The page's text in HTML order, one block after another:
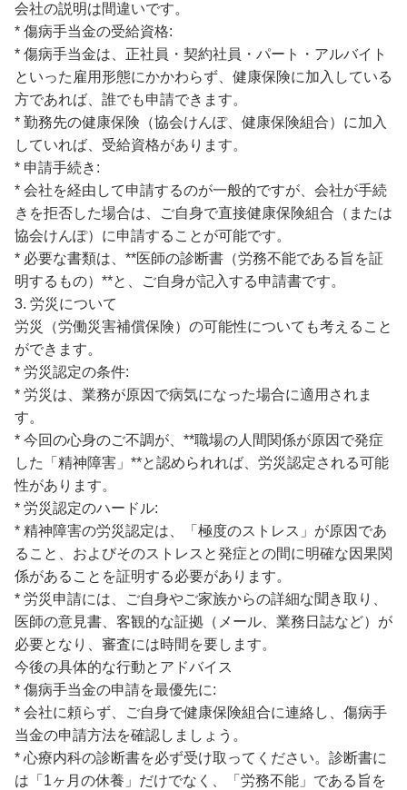
会社の説明は間違いです。
* 傷病手当金の受給資格:
* 傷病手当金は、正社員・契約社員・パート・アルバイト
といった雇用形態にかかわらず、健康保険に加入している
方であれば、誰でも申請できます。
* 勤務先の健康保険（協会けんぽ、健康保険組合）に加入
していれば、受給資格があります。
* 申請手続き:
* 会社を経由して申請するのが一般的ですが、会社が手続
きを拒否した場合は、ご自身で直接健康保険組合（または
協会けんぽ）に申請することが可能です。
* 必要な書類は、**医師の診断書（労務不能である旨を証
明するもの）**と、ご自身が記入する申請書です。
3. 労災について
労災（労働災害補償保険）の可能性についても考えること
ができます。
* 労災認定の条件:
* 労災は、業務が原因で病気になった場合に適用されま
す。
* 今回の心身のご不調が、**職場の人間関係が原因で発症
した「精神障害」**と認められれば、労災認定される可能
性があります。
* 労災認定のハードル:
* 精神障害の労災認定は、「極度のストレス」が原因であ
ること、およびそのストレスと発症との間に明確な因果関
係があることを証明する必要があります。
* 労災申請には、ご自身やご家族からの詳細な聞き取り、
医師の意見書、客観的な証拠（メール、業務日誌など）が
必要となり、審査には時間を要します。
今後の具体的な行動とアドバイス
* 傷病手当金の申請を最優先に:
* 会社に頼らず、ご自身で健康保険組合に連絡し、傷病手
当金の申請方法を確認しましょう。
* 心療内科の診断書を必ず受け取ってください。診断書に
は「1ヶ月の休養」だけでなく、「労務不能」である旨を